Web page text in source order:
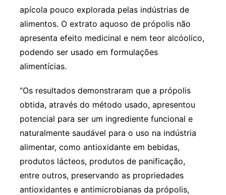
apícola pouco explorada pelas indústrias de
alimentos. O extrato aquoso de própolis não
apresenta efeito medicinal e nem teor alcóolico,
podendo ser usado em formulações
alimentícias.
“Os resultados demonstraram que a própolis
obtida, através do método usado, apresentou
potencial para ser um ingrediente funcional e
naturalmente saudável para o uso na indústria
alimentar, como antioxidante em bebidas,
produtos lácteos, produtos de panificação,
entre outros, preservando as propriedades
antioxidantes e antimicrobianas da própolis,